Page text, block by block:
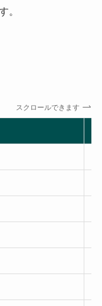
。
スクロールできます